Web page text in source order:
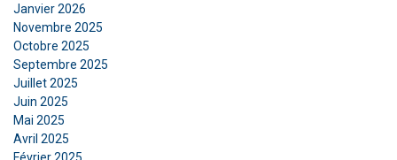
Janvier 2026
Novembre 2025
Octobre 2025
Septembre 2025
Juillet 2025
Juin 2025
Mai 2025
Avril 2025
Février 2025